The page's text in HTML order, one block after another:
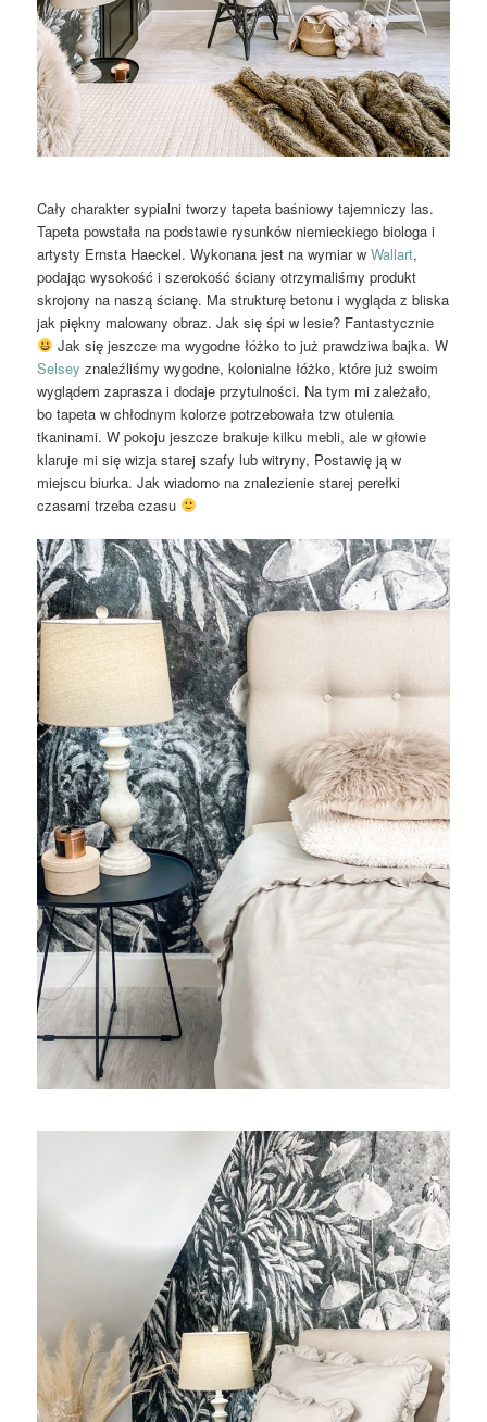
Cały charakter sypialni tworzy tapeta baśniowy tajemniczy las.
Tapeta powstała na podstawie rysunków niemieckiego biologa i
artysty Ernsta Haeckel. Wykonana jest na wymiar wWallart,
podając wysokość i szerokość ściany otrzymaliśmy produkt
skrojony na naszą ścianę. Ma strukturę betonu i wygląda z bliska
jak piękny malowany obraz. Jak się śpi w lesie? Fantastycznie
Jak się jeszcze ma wygodne łóżko to już prawdziwa bajka. W
Selsey znaleźliśmy wygodne, kolonialne łóżko, które już swoim
wyglądem zaprasza i dodaje przytulności. Na tym mi zależało,
bo tapeta w chłodnym kolorze potrzebowała tzw otulenia
tkaninami. W pokoju jeszcze brakuje kilku mebli, ale w głowie
klaruje mi się wizja starej szafy lub witryny, Postawię ją w
miejscu biurka. Jak wiadomo na znalezienie starej perełki
czasami trzeba czasu